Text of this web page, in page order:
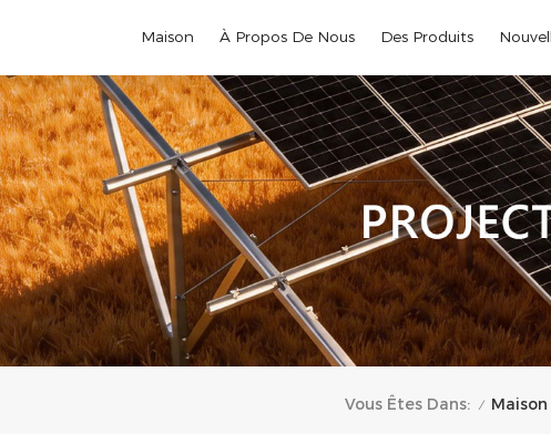
Maison À Propos De Nous Des Produits
Vous Êtes Dans: / Maison